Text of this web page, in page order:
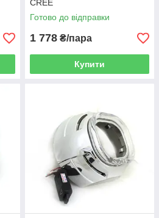
CREE
Готово до відправки
1 778 ₴/пара
Купити